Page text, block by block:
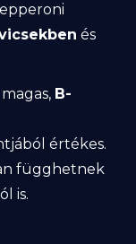
és
B-
értékes.
függhetnek
is.